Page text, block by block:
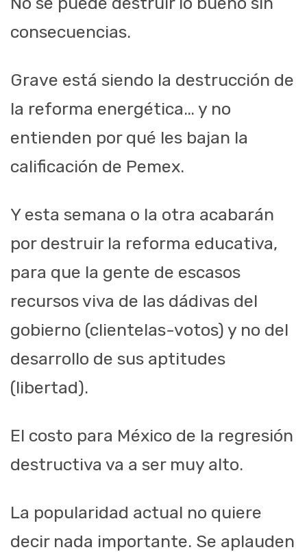
consecuencias.
Grave está siendo la destrucción de
la reforma energética… y no
entienden por qué les bajan la
calificación de Pemex.
Y esta semana o la otra acabarán
por destruir la reforma educativa,
para que la gente de escasos
recursos viva de las dádivas del
gobierno (clientelas-votos) y no del
desarrollo de sus aptitudes
(libertad).
El costo para México de la regresión
destructiva va a ser muy alto.
La popularidad actual no quiere
decir nada importante. Se aplauden